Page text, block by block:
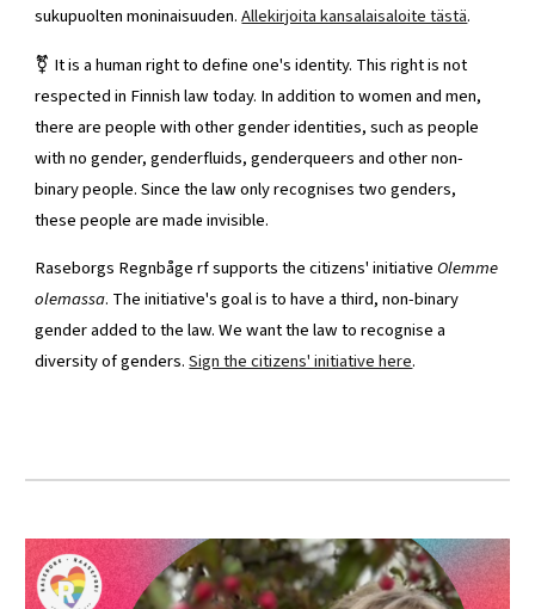
sukupuolten moninaisuuden.Allekirjoita kansalaisaloite tästä.
⚧️ It is a human right to define one's identity. This right is not
respected in Finnish law today. In addition to women and men,
there are people with other gender identities, such as people
with no gender, genderfluids, genderqueers and other non-
binary people. Since the law only recognises two genders,
these people are made invisible.
Raseborgs Regnbåge rf supports the citizens' initiativeOlemme
olemassa. The initiative's goal is to have a third, non-binary
gender added to the law. We want the law to recognise a
diversity of genders.Sign the citizens' initiative here.